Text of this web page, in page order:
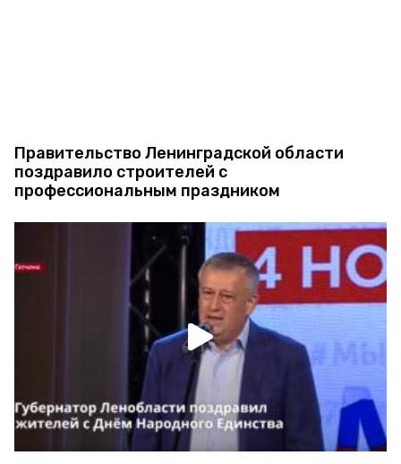
Правительство Ленинградской области
поздравило строителей с
профессиональным праздником